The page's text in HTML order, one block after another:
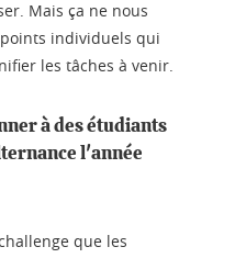
Mais ça ne nous
individuels qui
les tâches à venir.
à des étudiants
l'année
que les